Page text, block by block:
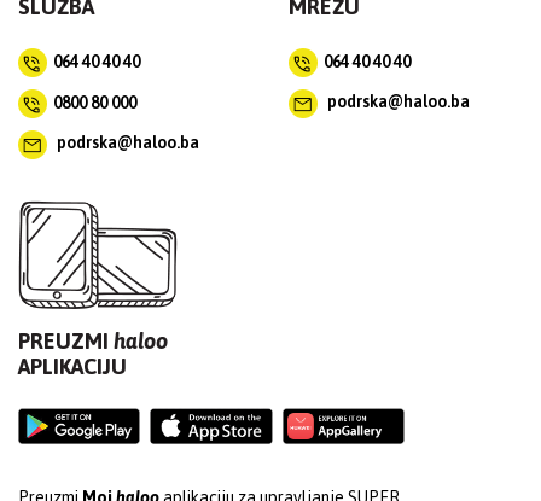
PREUZMI haloo
APLIKACIJU
Preuzmi Mojhalooaplikaciju za upravljanje SUPER
SLUŽBA
064 40 40 40
0800 80 000
podrska@haloo.ba
MREŽU
064 40 40 40
podrska@haloo.ba